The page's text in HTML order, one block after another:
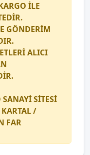
İLE
GÖNDERİM
ALICI
SİTESİ
/
FAR